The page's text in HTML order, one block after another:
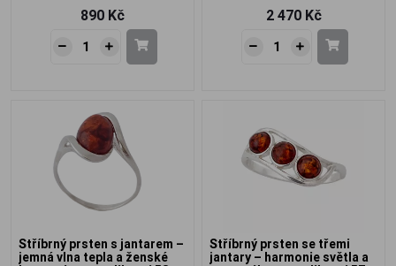
890 Kč 2 470 Kč
Stříbrný prsten s jantarem –
jemná vlna tepla a ženské
Stříbrný prsten se třemi
jantary – harmonie světla a